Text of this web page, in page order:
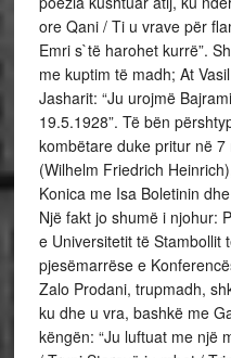
ore Qani / Ti u vrave për
Emri s`të harohet kurrë”.
me kuptim të madh; At
Jasharit: “Ju urojmë
19.5.1928”. Të bën
kombëtare duke pritur në
(Wilhelm Friedrich
Konica me Isa Boletinin
Një fakt jo shumë i njohur:
e Universitetit të Stambollit
pjesëmarrëse e
Zalo Prodani, trupmadh,
ku dhe u vra, bashkë me
këngën: “Ju luftuat me një